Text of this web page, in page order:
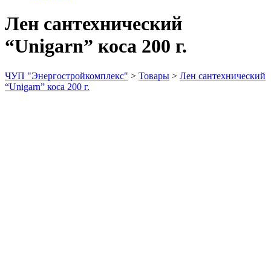
Лен сантехнический
“Unigarn” коса 200 г.
ЧУП "Энергостройкомплекс" > Товары > Лен сантехнический
“Unigarn” коса 200 г.